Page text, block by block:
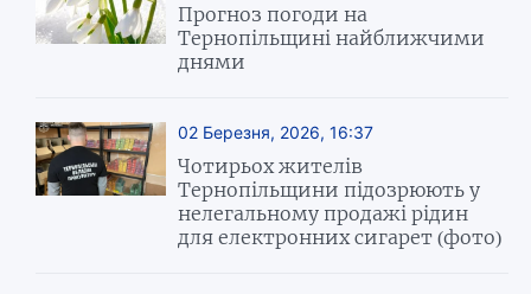
Прогноз погоди на
Тернопільщині найближчими
днями
02 Березня, 2026, 16:37
Чотирьох жителів
Тернопільщини підозрюють у
нелегальному продажі рідин
для електронних сигарет (фото)